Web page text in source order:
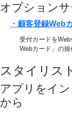
オプションサ
・顧客登録Web
受付カードを
Webカード」の操
スタイリス
アプリをイ
から